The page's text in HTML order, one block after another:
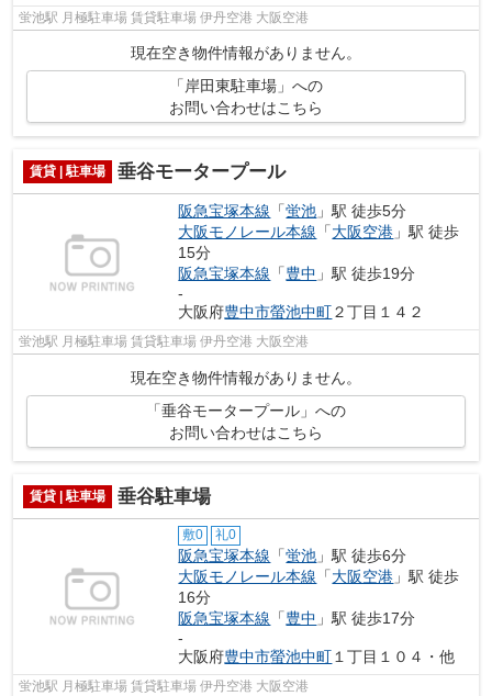
蛍池駅 月極駐車場 賃貸駐車場 伊丹空港 大阪空港
現在空き物件情報がありません。
「岸田東駐車場」への
お問い合わせはこちら
賃貸 | 駐車場 垂谷モータープール
阪急宝塚本線 「蛍池 」駅 徒歩5分
大阪モノレール本線 「大阪空港 」駅 徒歩
15分
阪急宝塚本線 「豊中 」駅 徒歩19分
-
大阪府豊中市螢池中町２丁目１４２
蛍池駅 月極駐車場 賃貸駐車場 伊丹空港 大阪空港
現在空き物件情報がありません。
「垂谷モータープール」への
お問い合わせはこちら
賃貸 | 駐車場 垂谷駐車場
敷0 礼0
阪急宝塚本線 「蛍池 」駅 徒歩6分
大阪モノレール本線 「大阪空港 」駅 徒歩
16分
阪急宝塚本線 「豊中 」駅 徒歩17分
-
大阪府豊中市螢池中町 １丁目１０４・他
蛍池駅 月極駐車場 賃貸駐車場 伊丹空港 大阪空港